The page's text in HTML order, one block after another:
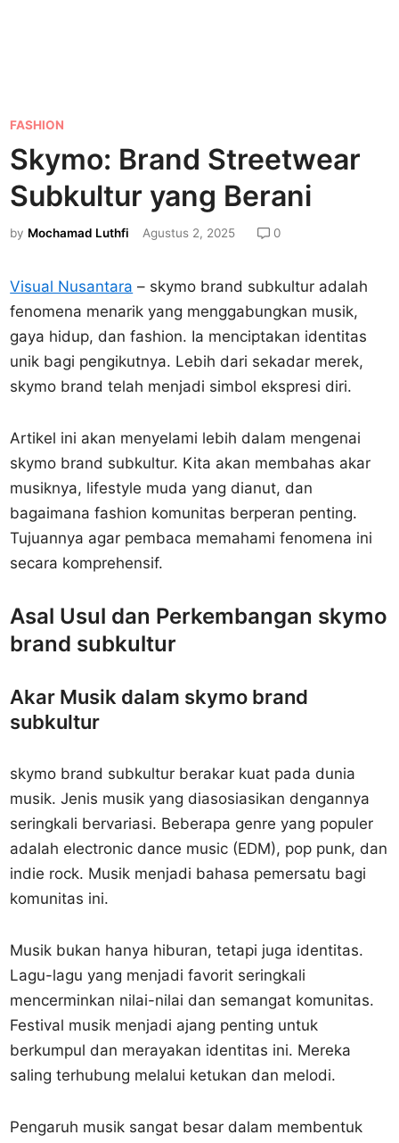
P
o
s
t
n
FASHION
Skymo: Brand Streetwear
Subkultur yang Berani
by Mochamad Luthfi Agustus 2, 2025 0
Visual Nusantara – skymo brand subkultur adalah
fenomena menarik yang menggabungkan musik,
gaya hidup, dan fashion. Ia menciptakan identitas
unik bagi pengikutnya. Lebih dari sekadar merek,
skymo brand telah menjadi simbol ekspresi diri.
Artikel ini akan menyelami lebih dalam mengenai
skymo brand subkultur. Kita akan membahas akar
musiknya, lifestyle muda yang dianut, dan
bagaimana fashion komunitas berperan penting.
Tujuannya agar pembaca memahami fenomena ini
secara komprehensif.
Asal Usul dan Perkembangan skymo
brand subkultur
Akar Musik dalam skymo brand
subkultur
skymo brand subkultur berakar kuat pada dunia
musik. Jenis musik yang diasosiasikan dengannya
seringkali bervariasi. Beberapa genre yang populer
adalah electronic dance music (EDM), pop punk, dan
indie rock. Musik menjadi bahasa pemersatu bagi
komunitas ini.
Musik bukan hanya hiburan, tetapi juga identitas.
Lagu-lagu yang menjadi favorit seringkali
mencerminkan nilai-nilai dan semangat komunitas.
Festival musik menjadi ajang penting untuk
berkumpul dan merayakan identitas ini. Mereka
saling terhubung melalui ketukan dan melodi.
Pengaruh musik sangat besar dalam membentuk